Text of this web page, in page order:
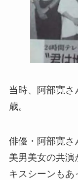
当時、阿部寛
歳。
俳優・阿部寛さ
美男美女の共
キスシーンもあ